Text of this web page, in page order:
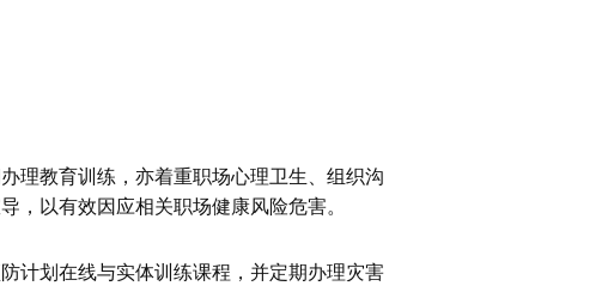
理教育训练，亦着重职场心理卫生、组织沟
，以有效因应相关职场健康风险危害。
计划在线与实体训练课程，并定期办理灾害